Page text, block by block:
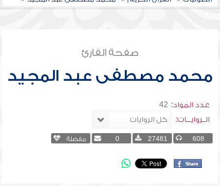
صفحة القارئ
محمد مصطفى عبد المجيد
عدد المواد: 42
الــروايـــات:
608
27481
0 مفضلة